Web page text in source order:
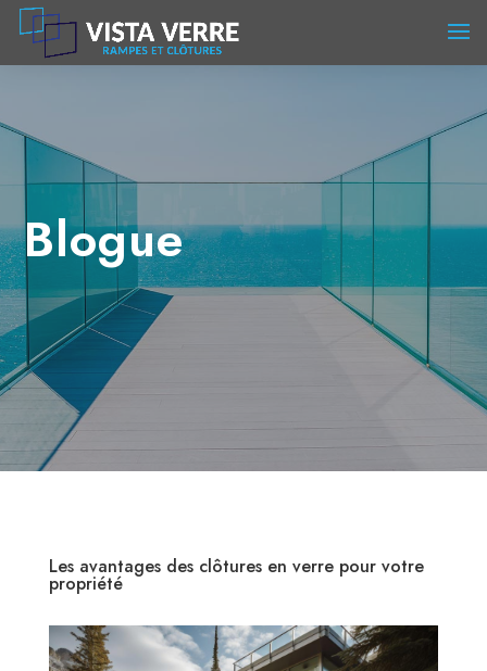
Blogue
Les avantages des clôtures en verre pour votre
propriété